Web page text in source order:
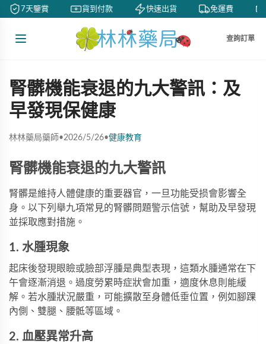
7天鑒賞 貨到付款 快速出貨 免運費
查詢訂單
腎髒機能衰退的九大警訊：及
早發現保健康
林林藥局藥師•2026/5/26•健康教育
腎髒機能衰退的九大警訊
腎髒是維持人體健康的重要器官，一旦功能受损會影響全
身。以下列舉九項常見的腎髒問題警示信號，幫助及早發現
並採取應對措施。
1. 水腫現象
起床後發現眼瞼或臉部浮腫是典型表現，這類水腫通常在下
午會逐漸消退。過度勞累時症狀會加重，適度休息則能緩
解。若水腫狀況嚴重，可能擴散至身體低垂位置，例如腳踝
內側、雙腿、腰骶等區域。
2. 血壓異常升高